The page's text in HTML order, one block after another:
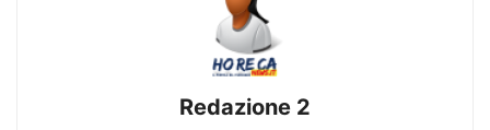
Redazione 2